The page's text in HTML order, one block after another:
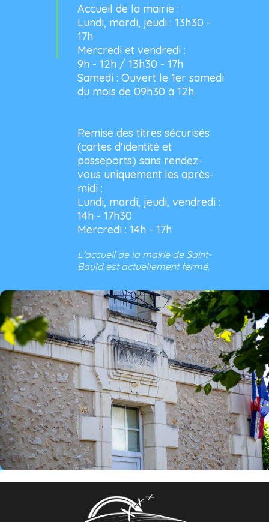
Accueil de la mairie :
Lundi, mardi, jeudi : 13h30 -
17h
Mercredi et vendredi :
9h - 12h / 13h30 - 17h
Samedi : Ouvert le 1er samedi
du mois de 09h30 à 12h.
Remise des titres sécurisés
(cartes d'identité et
passeports) sans rendez-
vous uniquement les après-
midi :
Lundi, mardi, jeudi, vendredi :
14h - 17h30
Mercredi : 14h - 17h
L'accueil de la mairie de Saint-
Bauld est actuellement fermé.